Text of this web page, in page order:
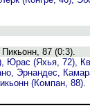
87 (0:3).
Юрас (Яхья, 72),
Эрнандес,
(Компан, 88).